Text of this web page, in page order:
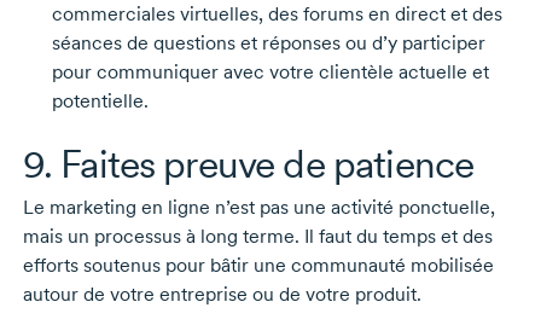
commerciales virtuelles, des forums en direct et des
séances de questions et réponses ou d’y participer
pour communiquer avec votre clientèle actuelle et
potentielle.
9. Faites preuve de patience
Le marketing en ligne n’est pas une activité ponctuelle,
mais un processus à long terme. Il faut du temps et des
efforts soutenus pour bâtir une communauté mobilisée
autour de votre entreprise ou de votre produit.